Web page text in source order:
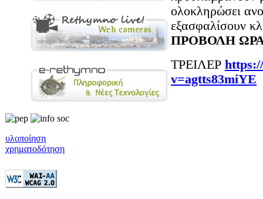
υλοποίηση
χρηματοδότηση
ολοκληρώσει
εξασφαλίσουν
ΠΡΟΒΟΛΗ ΩΡΑ
ΤΡΕΙΛΕΡ
v=agtts83miYE